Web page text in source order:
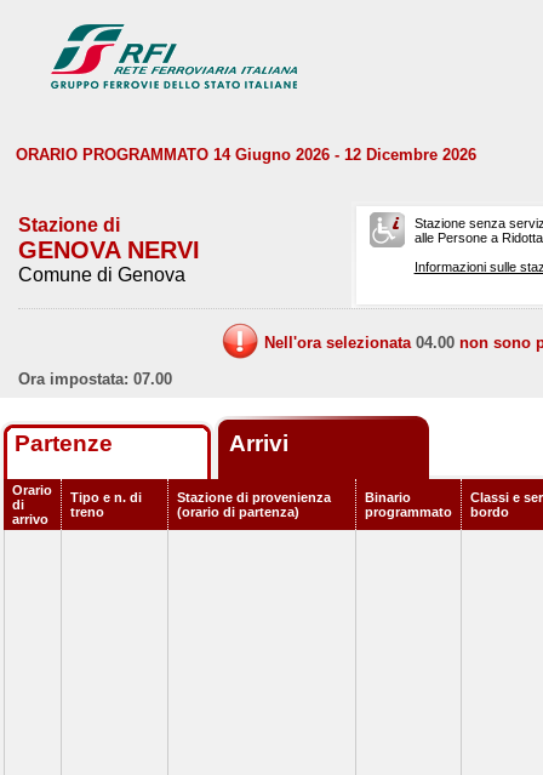
ORARIO PROGRAMMATO 14 Giugno 2026 - 12 Dicembre 2026
Stazione di
GENOVA NERVI
Comune di Genova
Stazione senza
alle Persone a
Informazioni sulle
Nell'ora selezionata 04.00 non sono
Ora impostata: 07.00
Partenze Arrivi
Orario
di
arrivo
Tipo e n. di
treno
Stazione di provenienza
(orario di partenza)
Binario
programmato
Classi e
bordo